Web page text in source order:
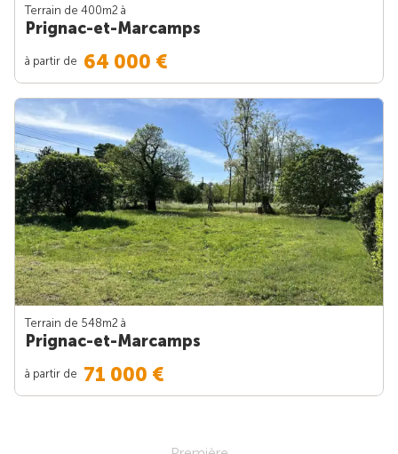
Terrain de 400m2 à
Prignac-et-Marcamps
à partir de 64 000 €
Terrain de 548m2 à
Prignac-et-Marcamps
à partir de 71 000 €